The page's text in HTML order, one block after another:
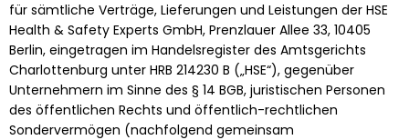
für sämtliche Verträge, Lieferungen und Leistungen der HSE
Health & Safety Experts GmbH, Prenzlauer Allee 33, 10405
Berlin, eingetragen im Handelsregister des Amtsgerichts
Charlottenburg unter HRB 214230 B („HSE“), gegenüber
Unternehmern im Sinne des § 14 BGB, juristischen Personen
des öffentlichen Rechts und öffentlich-rechtlichen
Sondervermögen (nachfolgend gemeinsam